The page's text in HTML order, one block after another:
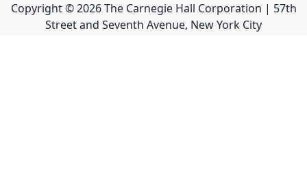
Copyright ©2026The Carnegie Hall Corporation | 57th
Street and Seventh Avenue, New York City